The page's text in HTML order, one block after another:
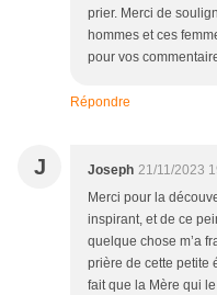
prier. Merci de
hommes et ces
pour vos
Répondre
J Joseph 21/11/2023
Merci pour la
inspirant, et de ce
quelque chose m’a
prière de cette petite
fait que la Mère qui